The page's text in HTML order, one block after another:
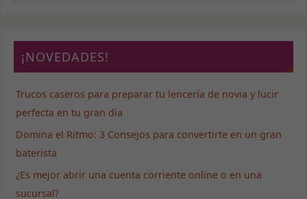
¡NOVEDADES!
Trucos caseros para preparar tu lencería de novia y lucir
perfecta en tu gran día
Domina el Ritmo: 3 Consejos para convertirte en un gran
baterista
¿Es mejor abrir una cuenta corriente online o en una
sucursal?